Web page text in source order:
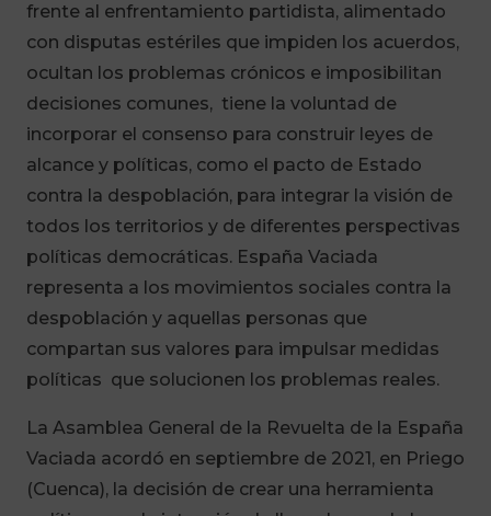
frente al enfrentamiento partidista, alimentado
con disputas estériles que impiden los acuerdos,
ocultan los problemas crónicos e imposibilitan
decisiones comunes, tiene la voluntad de
incorporar el consenso para construir leyes de
alcance y políticas, como el pacto de Estado
contra la despoblación, para integrar la visión de
todos los territorios y de diferentes perspectivas
políticas democráticas. España Vaciada
representa a los movimientos sociales contra la
despoblación y aquellas personas que
compartan sus valores para impulsar medidas
políticas que solucionen los problemas reales.
La Asamblea General de la Revuelta de la España
Vaciada acordó en septiembre de 2021, en Priego
(Cuenca), la decisión de crear una herramienta